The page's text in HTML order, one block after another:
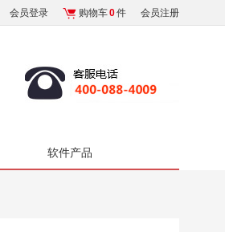
会员登录 购物车0件 会员注册
软件产品